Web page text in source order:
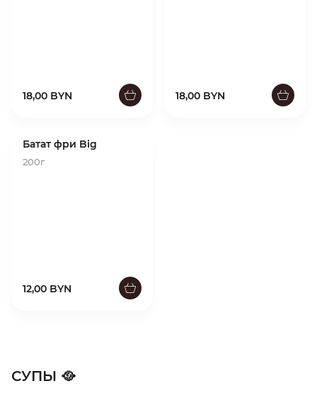
18,00 BYN 18,00 BYN
Батат фри Big
200г
12,00 BYN
СУПЫ 🥘